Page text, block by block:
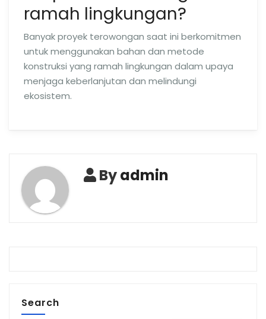
ramah lingkungan?
Banyak proyek terowongan saat ini berkomitmen
untuk menggunakan bahan dan metode
konstruksi yang ramah lingkungan dalam upaya
menjaga keberlanjutan dan melindungi
ekosistem.
Byadmin
Search